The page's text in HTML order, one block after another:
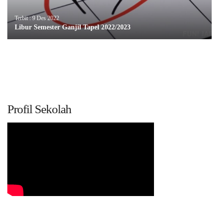
Terbit : 9 Des 2022
Libur Semester Ganjil Tapel 2022/2023
Profil Sekolah